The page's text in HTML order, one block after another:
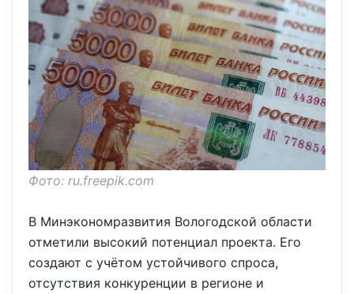
Фото: ru.freepik.com
В Минэкономразвития Вологодской области
отметили высокий потенциал проекта. Его
создают с учётом устойчивого спроса,
отсутствия конкуренции в регионе и